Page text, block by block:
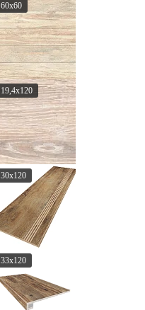
60x60
19,4x120
30x120
33x120